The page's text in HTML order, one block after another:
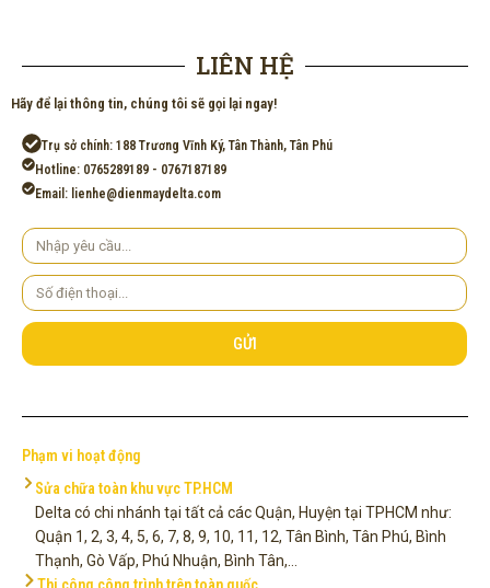
LIÊN HỆ
Hãy để lại thông tin, chúng tôi sẽ gọi lại ngay!
Trụ sở chính: 188 Trương Vĩnh Ký, Tân Thành, Tân Phú
Hotline: 0765289189 - 0767187189
Email: lienhe@dienmaydelta.com
Yêu
cầu
Số
điện
thoại
GỬI
Phạm vi hoạt động
Sửa chữa toàn khu vực TP.HCM
Delta có chi nhánh tại tất cả các Quận, Huyện tại TPHCM như:
Quận 1, 2, 3, 4, 5, 6, 7, 8, 9, 10, 11, 12, Tân Bình, Tân Phú, Bình
Thạnh, Gò Vấp, Phú Nhuận, Bình Tân,...